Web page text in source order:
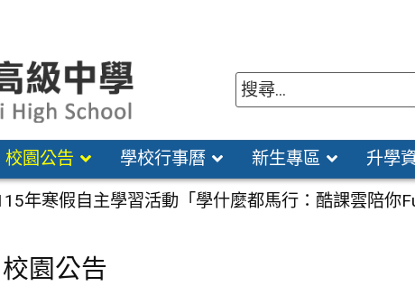
校園公告 學校行事曆 新生專區 升學
年寒假自主學習活動「學什麼都馬行：酷課雲陪你
校園公告